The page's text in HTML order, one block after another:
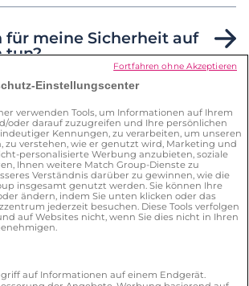
für meine Sicherheit auf
tun?
den
Illegalen Inhalt melden
Einstellungscenter
verwenden Tools, um Informationen auf Ihrem
oder darauf zuzugreifen und Ihre persönlichen
Kennungen, zu verarbeiten, um unseren
zu verstehen, wie er genutzt wird, Marketing und
personalisierte Werbung anzubieten, soziale
Ihnen weitere Match Group-Dienste zu
Verständnis darüber zu gewinnen, wie die
insgesamt genutzt werden. Sie können Ihre
ändern, indem Sie unten klicken oder das
jederzeit besuchen. Diese Tools verfolgen
auf Websites nicht, wenn Sie dies nicht in Ihren
auf Informationen auf einem Endgerät.
Fortfahren ohne Akzeptieren